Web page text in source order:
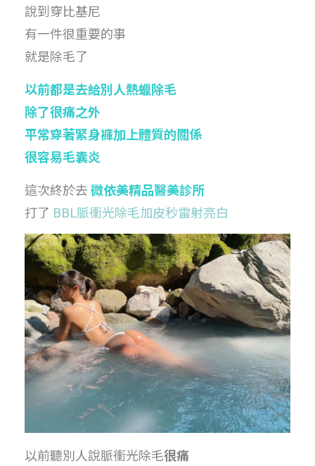
說到穿比基尼
有一件很重要的事
就是除毛了
以前都是去給別人熱蠟除毛
除了很痛之外
平常穿著緊身褲加上體質的關係
很容易毛囊炎
這次終於去微依美精品醫美診所
打了 BBL脈衝光除毛加皮秒雷射亮白
以前聽別人說脈衝光除毛很痛